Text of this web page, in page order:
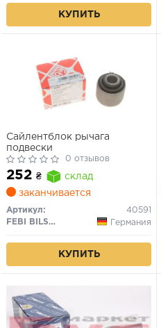
КУПИТЬ
Сайлентблок рычага
подвески
0 отзывов
252 ₴
склад
заканчивается
Артикул:
40591
FEBI BILSTEIN
Германия
КУПИТЬ